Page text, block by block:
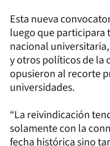
Esta nueva
luego que participara
nacional
y otros políticos de la
opusieron al recorte
universidades.
“La reivindicación
solamente con la
fecha histórica sino